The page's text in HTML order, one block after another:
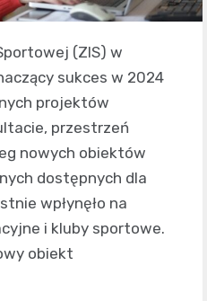
(ZIS) w
sukces w 2024
projektów
przestrzeń
nowych obiektów
dostępnych dla
wpłynęło na
i kluby sportowe.
obiekt